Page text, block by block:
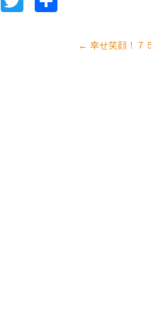
← 幸せ笑顔！７